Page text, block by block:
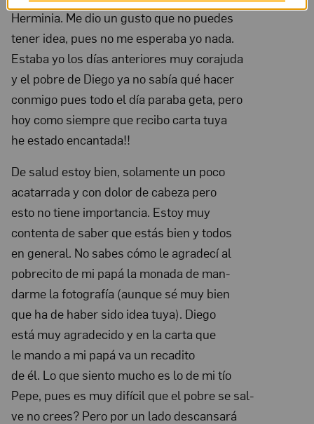
Dec
30,
1930;
NMWA,
Archives
of
Women
Artists;
The
Nelleke
Nix
and
Marianne
Huber
Collection:
The
Frida
Kahlo
Papers,
Herminia. Me dio un gusto que no puedes
tener idea, pues no me esperaba yo nada.
Estaba yo los días anteriores muy corajuda
y el po­bre de Diego ya no sabía qué hacer
conmigo pues todo el día paraba ge­ta, pero
hoy como siempre que recibo carta tuya
he estado encantada!!
De salud estoy bien, solamente un poco
acatarrada y con dolor de cabe­za pero
esto no tiene importancia. Estoy muy
contenta de saber que estás bien y todos
en general. No sabes cómo le agradecí al
pobrecito de mi papá la monada de man-
darme la fotografía (aunque sé muy bien
que ha de ha­ber sido idea tuya). Diego
está muy agradecido y en la carta que
le mando a mi papá va un recadito
de él. Lo que siento mucho es lo de mi tío
Pepe, pues es muy difícil que el pobre se sal-
ve no crees? Pero por un lado des­cansará